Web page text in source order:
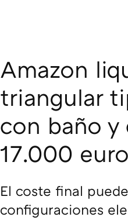
Amazon
triangular
con baño y
17.000
El coste final
configuraciones